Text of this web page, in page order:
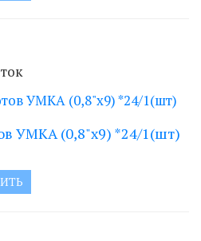
УМКА (0,8"х9) *24/1(шт)